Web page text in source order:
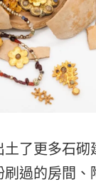
了更多石砌
刷過的房間、